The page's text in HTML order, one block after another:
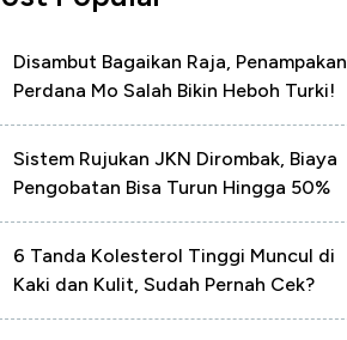
Disambut Bagaikan Raja, Penampakan
Perdana Mo Salah Bikin Heboh Turki!
Sistem Rujukan JKN Dirombak, Biaya
Pengobatan Bisa Turun Hingga 50%
6 Tanda Kolesterol Tinggi Muncul di
Kaki dan Kulit, Sudah Pernah Cek?